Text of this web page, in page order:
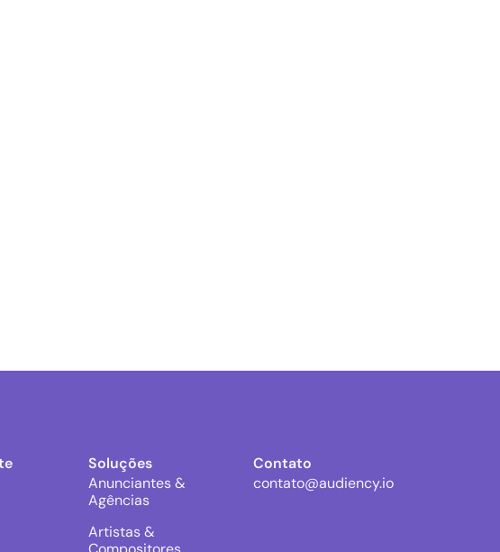
Soluções
Anunciantes &
Agências
Artistas &
Contato
contato@audiency.io